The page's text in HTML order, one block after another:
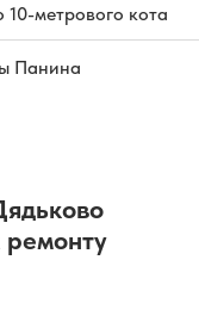
10-метрового кота
Панина
ремонту